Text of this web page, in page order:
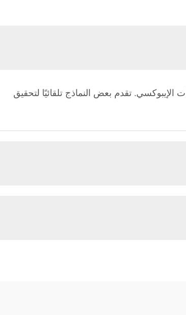
الإيبوكسي. تقدم بعض النماذج تلقائيًا لتحقيق